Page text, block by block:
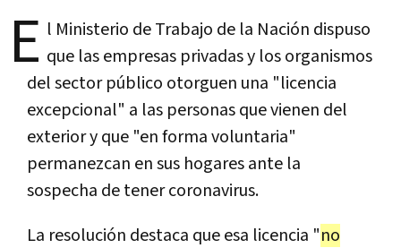
E l Ministerio de Trabajo de la Nación dispuso
que las empresas privadas y los organismos
del sector público otorguen una "licencia
excepcional" a las personas que vienen del
exterior y que "en forma voluntaria"
permanezcan en sus hogares ante la
sospecha de tener coronavirus.
La resolución destaca que esa licencia "no